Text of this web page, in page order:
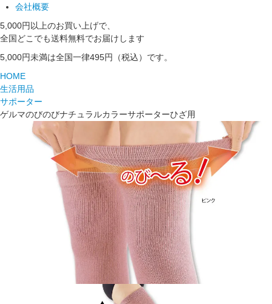
会社概要
5,000円以上のお買い上げで、
全国どこでも送料無料でお届けします
5,000円未満は全国一律495円（税込）です。
HOME
生活用品
サポーター
ゲルマのびのびナチュラルカラーサポーターひざ用